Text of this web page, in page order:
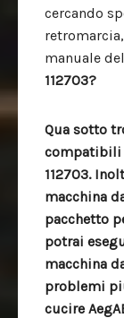
cercando
manuale
112703?
Qua sotto
compatibili
112703.
macchina
pacchetto
potrai
macchina
problemi
cucire